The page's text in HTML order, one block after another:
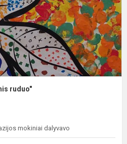
ruduo"
mokiniai dalyvavo